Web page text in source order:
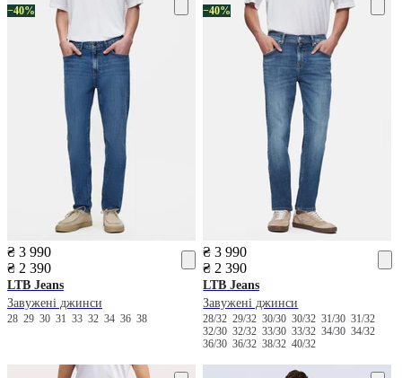
−40%
₴ 3 990
₴ 2 390
LTB Jeans
Завужені джинси
28 29 30 31 33 32 34 36 38
−40%
₴ 3 990
₴ 2 390
LTB Jeans
Завужені джинси
28/3229/3230/3030/3231/3031/32
32/3032/3233/3033/3234/3034/32
36/3036/3238/3240/32